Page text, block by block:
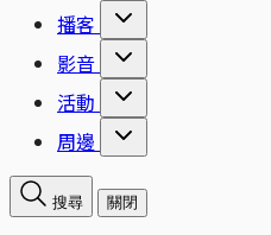
播客
影音
活動
周邊
搜尋 關閉